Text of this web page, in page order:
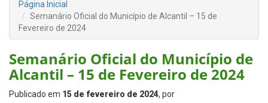
Página Inicial
Semanário Oficial do Município de Alcantil – 15 de
Fevereiro de 2024
Semanário Oficial do Município de
Alcantil – 15 de Fevereiro de 2024
Publicado em 15 de fevereiro de 2024, por